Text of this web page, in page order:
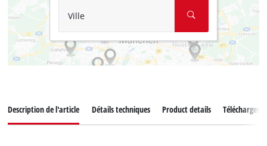
Ville
Description de l'article Détails techniques Product details